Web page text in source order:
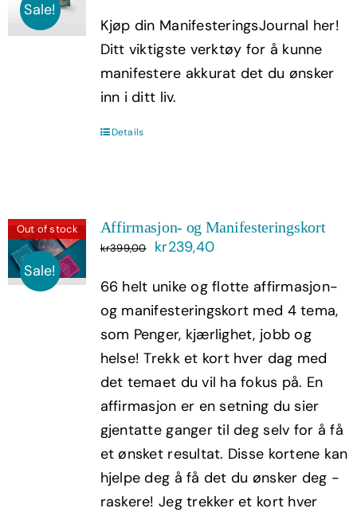
Sale!
var:
kr399,00.
er:
kr239,40.
Kjøp din ManifesteringsJournal her!
Ditt viktigste verktøy for å kunne
manifestere akkurat det du ønsker
inn i ditt liv.
Details
Out of stock
Sale!
Affirmasjon- og Manifesteringskort
kr399,00
Opprinnelig
var:
kr399,00.
kr239,40Nåværende
er:
kr239,40.
66 helt unike og flotte affirmasjon-
og manifesteringskort med 4 tema,
som Penger, kjærlighet, jobb og
helse! Trekk et kort hver dag med
det temaet du vil ha fokus på. En
affirmasjon er en setning du sier
gjentatte ganger til deg selv for å få
et ønsket resultat. Disse kortene kan
hjelpe deg å få det du ønsker deg -
raskere! Jeg trekker et kort hver